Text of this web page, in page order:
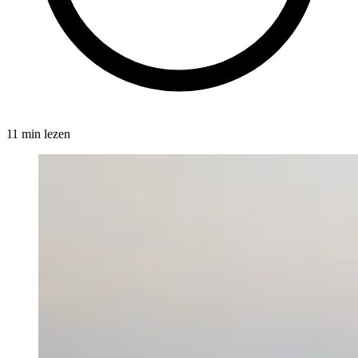
11 min lezen